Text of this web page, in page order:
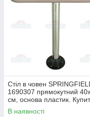
Стіл в човен
1690307 прямокутний
см, основа пластик.
стіл для човна, для катера
В наявності